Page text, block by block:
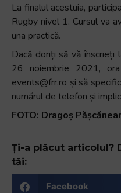
La finalul acestuia,
Rugby nivel 1. Cursul va
una practică.
Dacă doriți să vă înscrieți
26 noiembrie 2021,
events@frr.ro și să
numărul de telefon și
FOTO: Dragoș
Ți-a plăcut articolul?
tăi:
Facebook